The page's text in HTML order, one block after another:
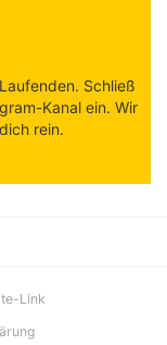
Schließ
Kanal ein. Wir
rein.
Link